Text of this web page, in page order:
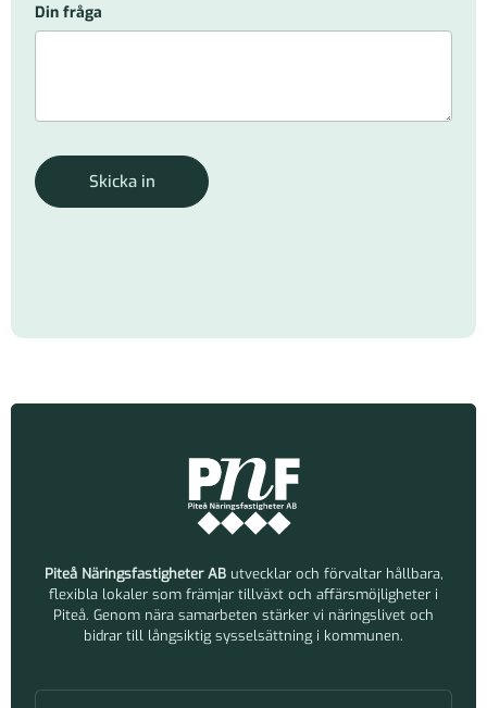
Din fråga
Skicka in
Piteå Näringsfastigheter AButvecklar och förvaltar hållbara,
flexibla lokaler som främjar tillväxt och affärsmöjligheter i
Piteå. Genom nära samarbeten stärker vi näringslivet och
bidrar till långsiktig sysselsättning i kommunen.